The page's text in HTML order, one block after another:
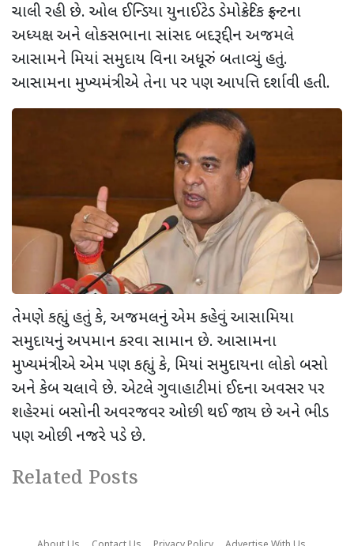
ચાલી રહી છે. ઓલ ઈન્ડિયા યુનાઈટેડ ડેમોક્રેટિક ફ્રન્ટના
અધ્યક્ષ અને લોકસભાના સાંસદ બદરૂદ્દીન અજમલે
આસામને મિયાં સમુદાય વિના અધૂરું બતાવ્યું હતું.
આસામના મુખ્યમંત્રીએ તેના પર પણ આપત્તિ દર્શાવી હતી.
તેમણે કહ્યું હતું કે, અજમલનું એમ કહેવું આસામિયા
સમુદાયનું અપમાન કરવા સામાન છે. આસામના
મુખ્યમંત્રીએ એમ પણ કહ્યું કે, મિયાં સમુદાયના લોકો બસો
અને કેબ ચલાવે છે. એટલે ગુવાહાટીમાં ઈદના અવસર પર
શહેરમાં બસોની અવરજવર ઓછી થઈ જાય છે અને ભીડ
પણ ઓછી નજરે પડે છે.
Related Posts